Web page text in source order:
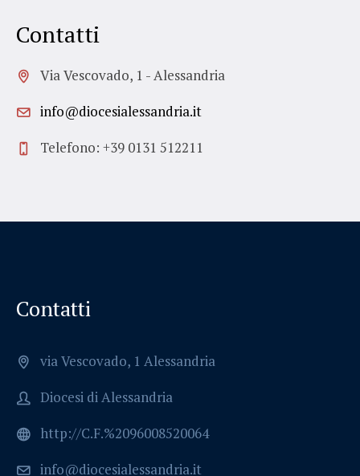
Contatti
Via Vescovado, 1 - Alessandria
info@diocesialessandria.it
Telefono: +39 0131 512211
Contatti
via Vescovado, 1 Alessandria
Diocesi di Alessandria
http://C.F.%2096008520064
info@diocesialessandria.it